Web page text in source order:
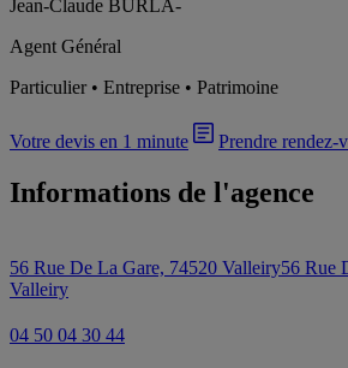
Jean-Claude BURLA-
Agent Général
Particulier • Entreprise • Patrimoine
Votre devis en 1 minute Prendre rendez-
Informations de l'agence
56 Rue De La Gare, 74520 Valleiry56 Rue
Valleiry
04 50 04 30 44